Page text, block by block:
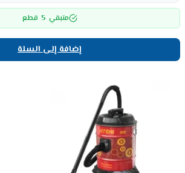
متبقي 5 قطع
إضافة إلى السلة